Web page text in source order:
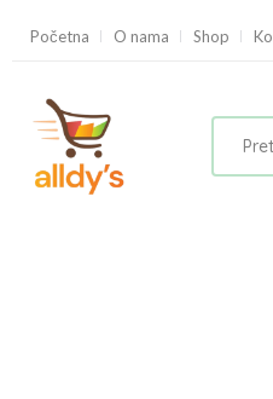
Početna O nama Shop